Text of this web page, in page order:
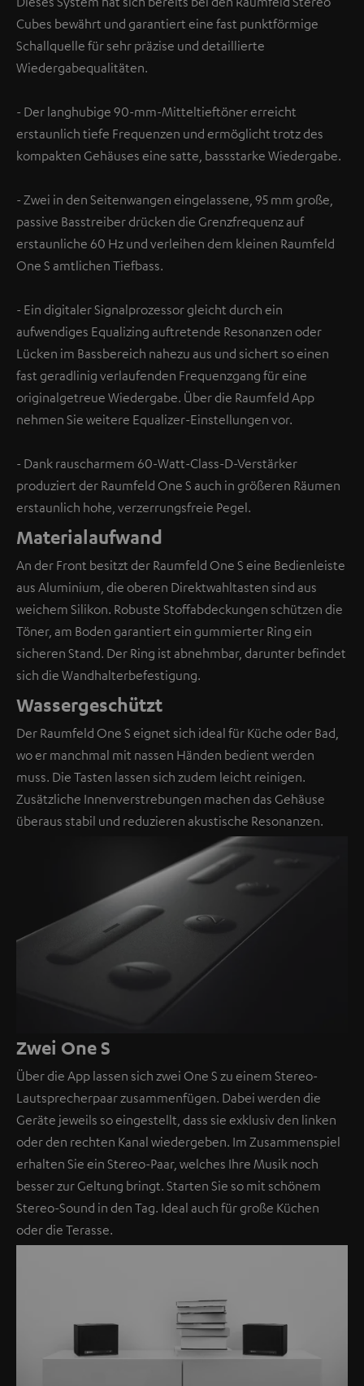
Cubes bewährt und garantiert eine fast punktförmige
Schallquelle für sehr präzise und detaillierte
Wiedergabequalitäten.
- Der langhubige 90-mm-Mitteltieftöner erreicht
erstaunlich tiefe Frequenzen und ermöglicht trotz des
kompakten Gehäuses eine satte, bassstarke Wiedergabe.
- Zwei in den Seitenwangen eingelassene, 95 mm große,
passive Basstreiber drücken die Grenzfrequenz auf
erstaunliche 60 Hz und verleihen dem kleinen Raumfeld
One S amtlichen Tiefbass.
- Ein digitaler Signalprozessor gleicht durch ein
aufwendiges Equalizing auftretende Resonanzen oder
Lücken im Bassbereich nahezu aus und sichert so einen
fast geradlinig verlaufenden Frequenzgang für eine
originalgetreue Wiedergabe. Über die Raumfeld App
nehmen Sie weitere Equalizer-Einstellungen vor.
- Dank rauscharmem 60-Watt-Class-D-Verstärker
produziert der Raumfeld One S auch in größeren Räumen
erstaunlich hohe, verzerrungsfreie Pegel.
Materialaufwand
An der Front besitzt der Raumfeld One S eine Bedienleiste
aus Aluminium, die oberen Direktwahltasten sind aus
weichem Silikon. Robuste Stoffabdeckungen schützen die
Töner, am Boden garantiert ein gummierter Ring ein
sicheren Stand. Der Ring ist abnehmbar, darunter befindet
sich die Wandhalterbefestigung.
Wassergeschützt
Der Raumfeld One S eignet sich ideal für Küche oder Bad,
wo er manchmal mit nassen Händen bedient werden
muss. Die Tasten lassen sich zudem leicht reinigen.
Zusätzliche Innenverstrebungen machen das Gehäuse
überaus stabil und reduzieren akustische Resonanzen.
Zwei One S
Über die App lassen sich zwei One S zu einem Stereo-
Lautsprecherpaar zusammenfügen. Dabei werden die
Geräte jeweils so eingestellt, dass sie exklusiv den linken
oder den rechten Kanal wiedergeben. Im Zusammenspiel
erhalten Sie ein Stereo-Paar, welches Ihre Musik noch
besser zur Geltung bringt. Starten Sie so mit schönem
Stereo-Sound in den Tag. Ideal auch für große Küchen
oder die Terasse.